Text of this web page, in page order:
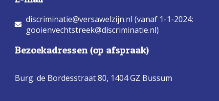
discriminatie@versawelzijn.nl (vanaf 1-1-2024:
gooienvechtstreek@discriminatie.nl)
Bezoekadressen (op afspraak)
Burg. de Bordesstraat 80, 1404 GZ Bussum